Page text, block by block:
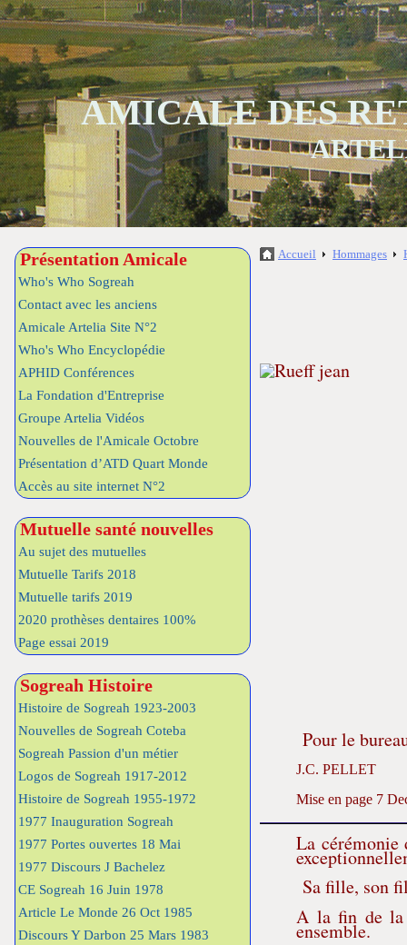
AMICALE DES
Présentation Amicale
Who's Who Sogreah
Contact avec les anciens
Amicale Artelia Site N°2
Who's Who Encyclopédie
APHID Conférences
La Fondation d'Entreprise
Groupe Artelia Vidéos
Nouvelles de l'Amicale Octobre
Présentation d’ATD Quart Monde
Accès au site internet N°2
Mutuelle santé nouvelles
Au sujet des mutuelles
Mutuelle Tarifs 2018
Mutuelle tarifs 2019
2020 prothèses dentaires 100%
Page essai 2019
Sogreah Histoire
Histoire de Sogreah 1923-2003
Nouvelles de Sogreah Coteba
Sogreah Passion d'un métier
Logos de Sogreah 1917-2012
Histoire de Sogreah 1955-1972
1977 Inauguration Sogreah
1977 Portes ouvertes 18 Mai
1977 Discours J Bachelez
CE Sogreah 16 Juin 1978
Article Le Monde 26 Oct 1985
Discours Y Darbon 25 Mars 1983
Accueil Hommages
Pour le
J.C. PELLET
Mise en page 7
La cérémonie
Sa fille, son
A la fin de la
ensemble.